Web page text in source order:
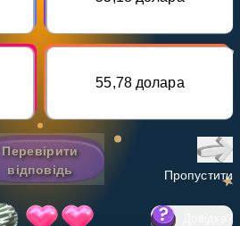
55,78 долара
Перевірити
відповідь
Пропустити
?